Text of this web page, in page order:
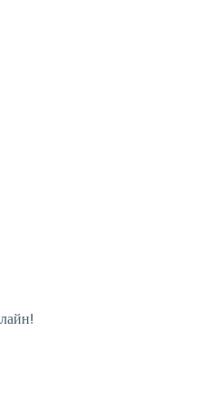
и профессиональных
объёму памяти и